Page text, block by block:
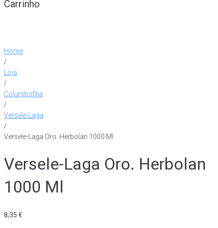
Carrinho
Home
/
Loja
/
Columbofilia
/
Versele-Laga
/
Versele-Laga Oro. Herbolan 1000 Ml
Versele-Laga Oro. Herbolan
1000 Ml
8,35 €